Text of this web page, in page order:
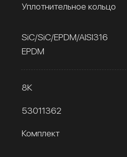
Уплотнительное кольцо
SiC/SiC/EPDM/AISI316
EPDM
8К
53011362
Комплект